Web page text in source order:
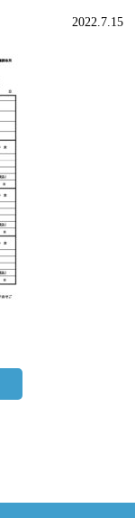
2022.7.15